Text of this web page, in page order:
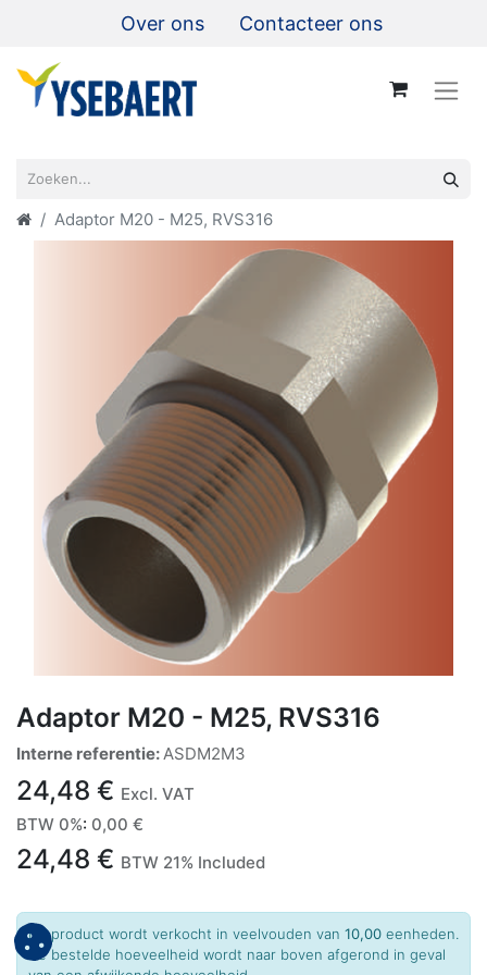
Over ons Contacteer ons
Adaptor M20 - M25, RVS316
Adaptor M20 - M25, RVS316
Interne referentie: ASDM2M3
24,48 € Excl. VAT
BTW 0%: 0,00 €
24,48 € BTW 21% Included
Dit product wordt verkocht in veelvouden van 10,00 eenheden.
De bestelde hoeveelheid wordt naar boven afgerond in geval